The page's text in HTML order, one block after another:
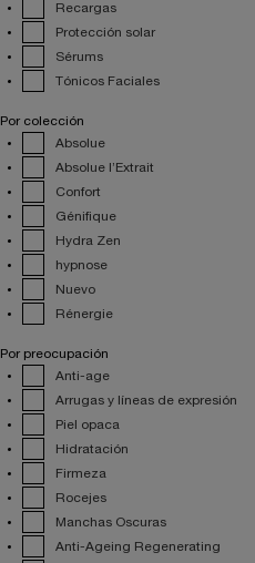
Recargas
Protección solar
Sérums
Tónicos Faciales
Por colección
Absolue
Absolue l’Extrait
Confort
Génifique
Hydra Zen
hypnose
Nuevo
Rénergie
Por preocupación
Anti-age
Arrugas y líneas de expresión
Piel opaca
Hidratación
Firmeza
Rocejes
Manchas Oscuras
Anti-Ageing Regenerating